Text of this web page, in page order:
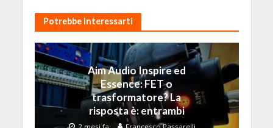
Potrebbe Interessarti
Aim Audio Inspire ed
Essence: FET o
trasformatore? La
risposta è: entrambi